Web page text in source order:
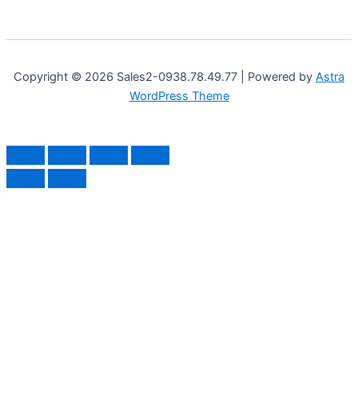
Copyright © 2026 Sales2-0938.78.49.77 | Powered by Astra
WordPress Theme